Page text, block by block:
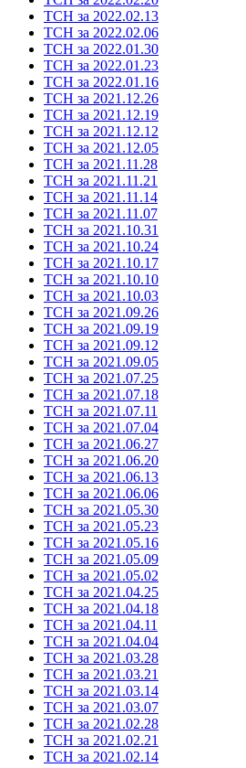
ТСН за 2022.02.13
ТСН за 2022.02.06
ТСН за 2022.01.30
ТСН за 2022.01.23
ТСН за 2022.01.16
ТСН за 2021.12.26
ТСН за 2021.12.19
ТСН за 2021.12.12
ТСН за 2021.12.05
ТСН за 2021.11.28
ТСН за 2021.11.21
ТСН за 2021.11.14
ТСН за 2021.11.07
ТСН за 2021.10.31
ТСН за 2021.10.24
ТСН за 2021.10.17
ТСН за 2021.10.10
ТСН за 2021.10.03
ТСН за 2021.09.26
ТСН за 2021.09.19
ТСН за 2021.09.12
ТСН за 2021.09.05
ТСН за 2021.07.25
ТСН за 2021.07.18
ТСН за 2021.07.11
ТСН за 2021.07.04
ТСН за 2021.06.27
ТСН за 2021.06.20
ТСН за 2021.06.13
ТСН за 2021.06.06
ТСН за 2021.05.30
ТСН за 2021.05.23
ТСН за 2021.05.16
ТСН за 2021.05.09
ТСН за 2021.05.02
ТСН за 2021.04.25
ТСН за 2021.04.18
ТСН за 2021.04.11
ТСН за 2021.04.04
ТСН за 2021.03.28
ТСН за 2021.03.21
ТСН за 2021.03.14
ТСН за 2021.03.07
ТСН за 2021.02.28
ТСН за 2021.02.21
ТСН за 2021.02.14